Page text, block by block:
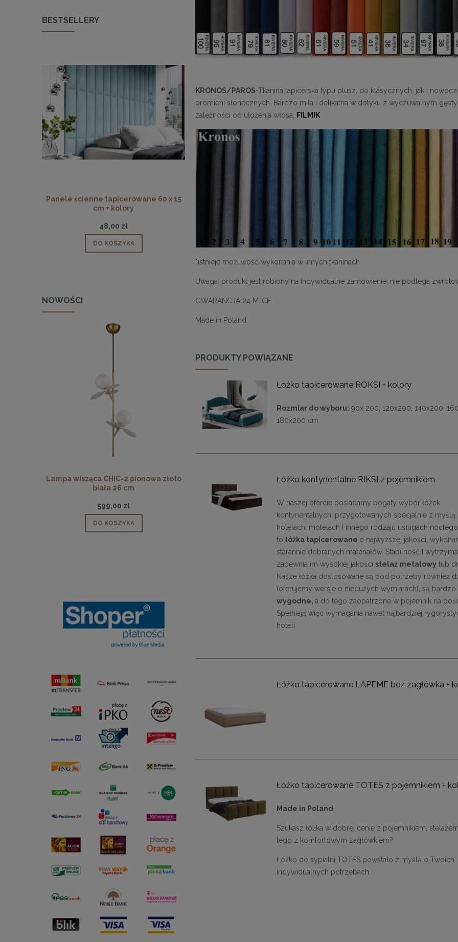
BESTSELLERY
Panele ścienne tapicerowane 60 x 15
cm + kolory
48,00 zł
DO KOSZYKA DO KOSZYKA
cm + kolory
DO KOSZYKA
NOWOŚCI
Lampa wisząca CHIC-2 pionowa złoto
biała 26 cm
599,00 zł
DO KOSZYKA
Lampa wisząca CHIC-9, biało złota 75
1 999,00 zł
DO KOSZYKA
Lampa wisząca CHIC-6, biało złota
1 999,00 zł
DO KOSZYKA
KRONOS/PAROS-Tkanina tapicerska typu plusz, do klasycznych, jak i
promieni słonecznych. Bardzo miła i delikatna w dotyku z wyczuwalnym
zależności od ułożenia włosa.
FILMIK
*istnieje możliwość wykonania w innych tkaninach
Uwaga: produkt jest robiony na indywidualne zamówienie, nie podlega
GWARANCJA 24 M-CE
Made in Poland
PRODUKTY POWIĄZANE
Łóżko tapicerowane ROKSI + kolory
Rozmiar do wyboru: 90x 200, 120x200, 140x200,
180x200 cm
Łóżko kontynentalne RIKSI z pojemnikiem
W naszej ofercie posiadamy bogaty wybór łóżek
kontynentalnych, przygotowanych specjalnie z myślą
hotelach, motelach I innego rodzaju usługach
tołóżka tapicerowane o najwyższej jakości,
starannie dobranych materiałów. Stabilność I
zapewnia im wysokiej jakości stelaż metalowy lub
Nasze łóżka dostosowane są pod potrzeby również
(oferujemy wersje o niedużych wymiarach), są bardzo
wygodne,a do tego zaopatrzone w pojemnik na
Spełniają więc wymagania nawet najbardziej
hoteli.
Łóżko tapicerowane LAPEME bez zagłówka +
Łóżko tapicerowane TOTES z pojemnikiem +
Made in Poland
Szukasz łóżka w dobrej cenie z pojemnikiem,
tego z komfortowym zagłówkiem?
Łóżko do sypialni TOTES powstało z myślą o Twoich
indywidualnych potrzebach.